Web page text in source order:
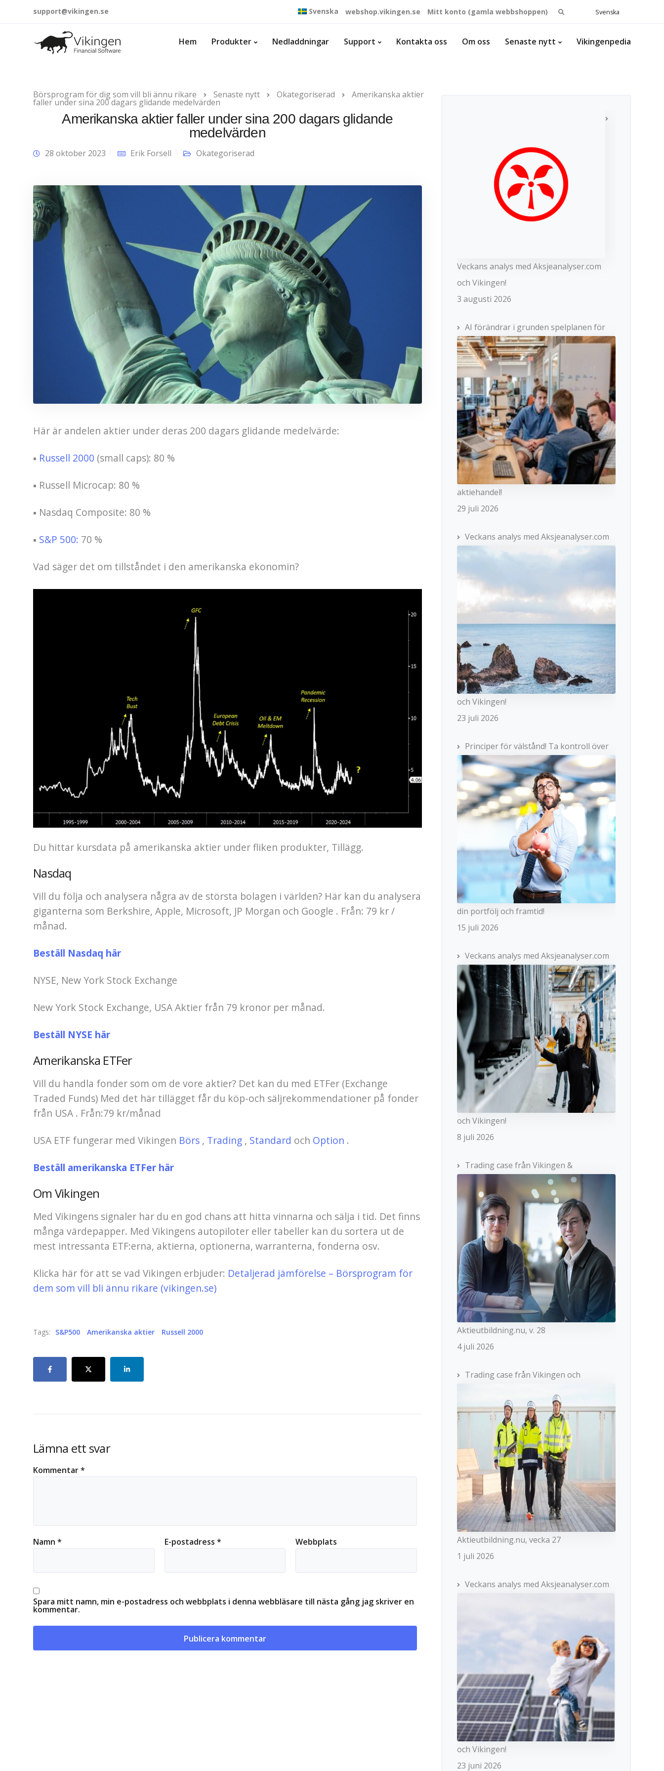
Svenska webshop.vikingen.se Mitt konto (gamla webbshoppen)
Search
Svenska
support@vikingen.se
Hem Produkter Nedladdningar Support Kontakta oss Om oss Senaste nytt Vikingenpedia
Börsprogram för dig som vill bli ännu rikare Senaste nytt Okategoriserad Amerikanska aktier
faller under sina 200 dagars glidande medelvärden
Amerikanska aktier faller under sina 200 dagars glidande
medelvärden
28 oktober 2023 Erik Forsell Okategoriserad
Här är andelen aktier under deras 200 dagars glidande medelvärde:
▪ Russell 2000 (small caps): 80 %
▪ Russell Microcap: 80 %
▪ Nasdaq Composite: 80 %
▪ S&P 500: 70 %
Vad säger det om tillståndet i den amerikanska ekonomin?
Du hittar kursdata på amerikanska aktier under fliken produkter, Tillägg.
Nasdaq
Vill du följa och analysera några av de största bolagen i världen? Här kan du analysera
giganterna som Berkshire, Apple, Microsoft, JP Morgan och Google . Från: 79 kr /
månad.
Beställ Nasdaq här
NYSE, New York Stock Exchange
New York Stock Exchange, USA Aktier från 79 kronor per månad.
Beställ NYSE här
Amerikanska ETFer
Vill du handla fonder som om de vore aktier? Det kan du med ETFer (Exchange
Traded Funds) Med det här tillägget får du köp-och säljrekommendationer på fonder
från USA . Från:79 kr/månad
USA ETF fungerar med Vikingen Börs , Trading , Standard och Option .
Beställ amerikanska ETFer här
Om Vikingen
Med Vikingens signaler har du en god chans att hitta vinnarna och sälja i tid. Det finns
många värdepapper. Med Vikingens autopiloter eller tabeller kan du sortera ut de
mest intressanta ETF:erna, aktierna, optionerna, warranterna, fonderna osv.
Klicka här för att se vad Vikingen erbjuder: Detaljerad jämförelse – Börsprogram för
dem som vill bli ännu rikare (vikingen.se)
Tags: S&P500 Amerikanska aktier Russell 2000
Lämna ett svar
Kommentar*
Namn * E-postadress * Webbplats
Spara mitt namn, min e-postadress och webbplats i denna webbläsare till nästa gång jag skriver en
kommentar.
Veckans analys med Aksjeanalyser.com
och Vikingen!
3 augusti 2026
AI förändrar i grunden spelplanen för
aktiehandel!
29 juli 2026
Veckans analys med Aksjeanalyser.com
och Vikingen!
23 juli 2026
Principer för välstånd! Ta kontroll över
din portfölj och framtid!
15 juli 2026
Veckans analys med Aksjeanalyser.com
och Vikingen!
8 juli 2026
Trading case från Vikingen &
Aktieutbildning.nu, v. 28
4 juli 2026
Trading case från Vikingen och
Aktieutbildning.nu, vecka 27
1 juli 2026
Veckans analys med Aksjeanalyser.com
och Vikingen!
23 juni 2026